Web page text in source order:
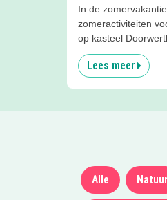
In de
zomeractiviteiten
op kasteel
Lees meer
Alle Natuur